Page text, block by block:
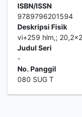
ISBN/ISSN
9789796201594
Deskripsi Fisik
vi+259 hlm,;
Judul Seri
-
No. Panggil
080 SUG T